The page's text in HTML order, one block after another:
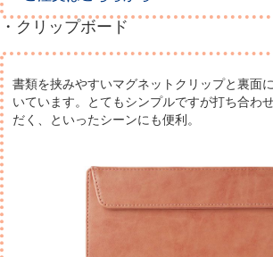
・クリップボード
書類を挟みやすいマグネットクリップと裏面
いています。
とてもシンプルですが打ち合わ
だく、といったシーンにも便利。